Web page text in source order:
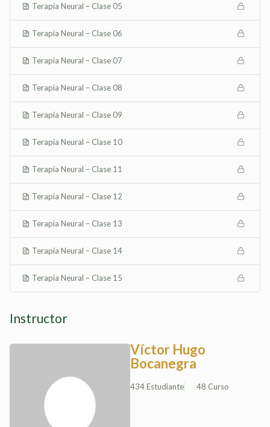
Terapia Neural – Clase 05
Terapia Neural – Clase 06
Terapia Neural – Clase 07
Terapia Neural – Clase 08
Terapia Neural – Clase 09
Terapia Neural – Clase 10
Terapia Neural – Clase 11
Terapia Neural – Clase 12
Terapia Neural – Clase 13
Terapia Neural – Clase 14
Terapia Neural – Clase 15
Instructor
Víctor Hugo
Bocanegra
434 Estudiante 48 Curso